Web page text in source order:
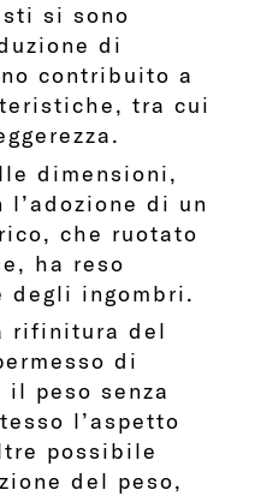
si sono
di
contribuito a
tra cui
dimensioni,
di un
che ruotato
ha reso
degli ingombri.
rifinitura del
di
peso senza
l’aspetto
possibile
del peso,